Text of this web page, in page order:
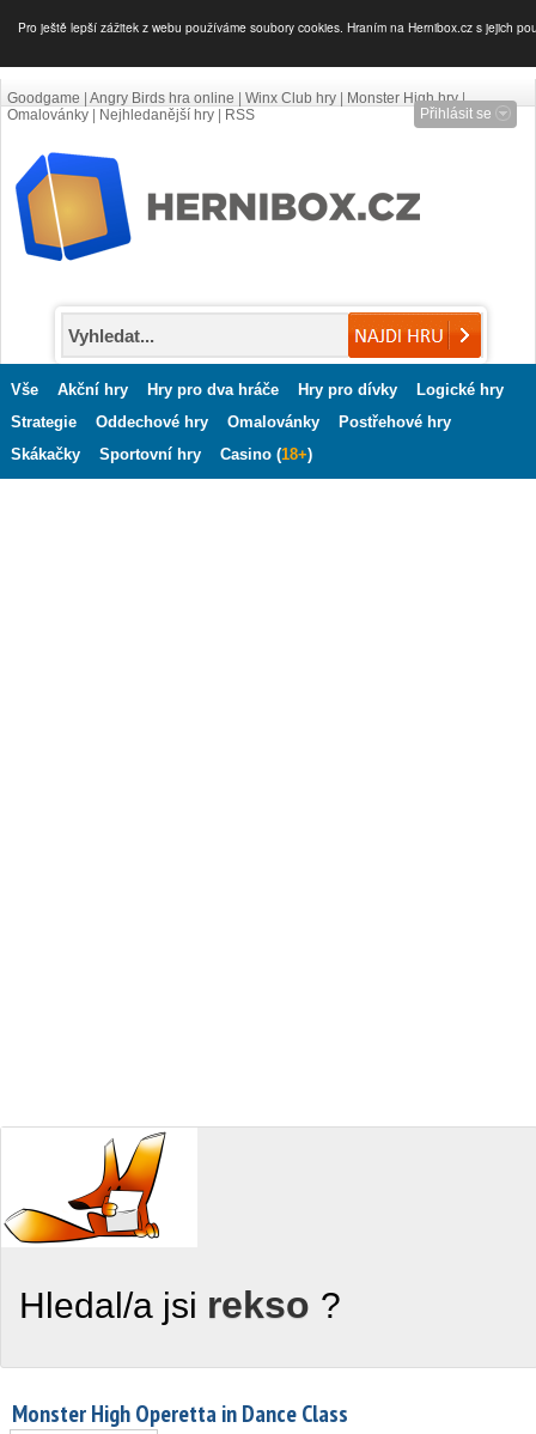
Pro ještě lepší zážitek z webu používáme soubory cookies. Hraním na Hernibox.cz s jejich
Goodgame Angry Birds hra online Winx Club hry Monster High hry|
Omalovánky
Nejhledanější hry RSS Přihlásit se
Vše Akční hry Hry pro dva hráče Hry pro dívky
Logické hry
Strategie
Oddechové hry Omalovánky
Postřehové hry
Skákačky
Sportovní hry Casino (18+)
Hledal/a jsi rekso ?
Monster High Operetta in Dance Class